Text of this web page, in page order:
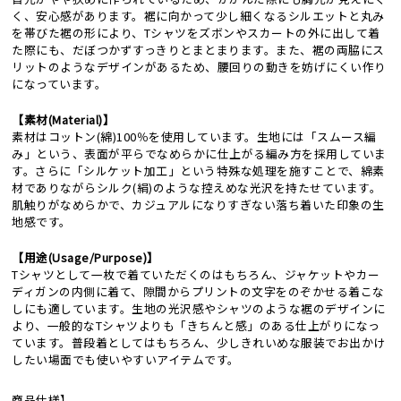
く、安心感があります。裾に向かって少し細くなるシルエットと丸み
を帯びた裾の形により、Tシャツをズボンやスカートの外に出して着
た際にも、だぼつかずすっきりとまとまります。また、裾の両脇にス
リットのようなデザインがあるため、腰回りの動きを妨げにくい作り
になっています。
【素材(Material)】
素材はコットン(綿)100％を使用しています。生地には「スムース編
み」という、表面が平らでなめらかに仕上がる編み方を採用していま
す。さらに「シルケット加工」という特殊な処理を施すことで、綿素
材でありながらシルク(絹)のような控えめな光沢を持たせています。
肌触りがなめらかで、カジュアルになりすぎない落ち着いた印象の生
地感です。
【用途(Usage/Purpose)】
Tシャツとして一枚で着ていただくのはもちろん、ジャケットやカー
ディガンの内側に着て、隙間からプリントの文字をのぞかせる着こな
しにも適しています。生地の光沢感やシャツのような裾のデザインに
より、一般的なTシャツよりも「きちんと感」のある仕上がりになっ
ています。普段着としてはもちろん、少しきれいめな服装でお出かけ
したい場面でも使いやすいアイテムです。